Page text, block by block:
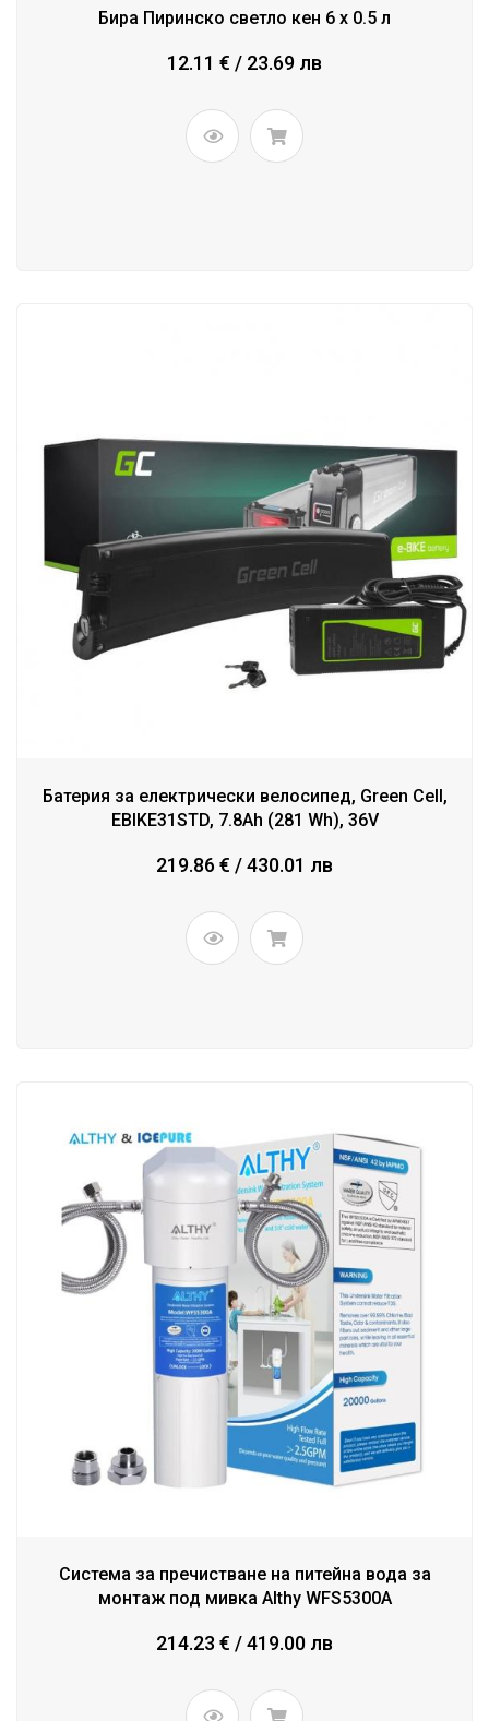
Бира Пиринско светло кен 6 x 0.5 л
12.11 € / 23.69 лв
Батерия за електрически велосипед, Green Cell,
EBIKE31STD, 7.8Ah (281 Wh), 36V
219.86 € / 430.01 лв
Система за пречистване на питейна вода за
монтаж под мивка Althy WFS5300A
214.23 € / 419.00 лв